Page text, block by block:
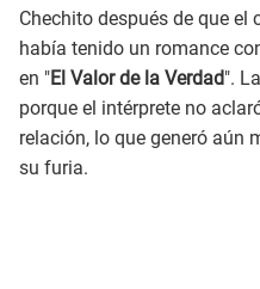
Chechito después de que el
había tenido un romance
en "El Valor de la Verdad".
porque el intérprete no
relación, lo que generó aún
su furia.